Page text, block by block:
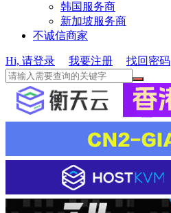
韩国服务商
新加坡服务商
不诚信商家
Hi, 请登录 我要注册 找回密码